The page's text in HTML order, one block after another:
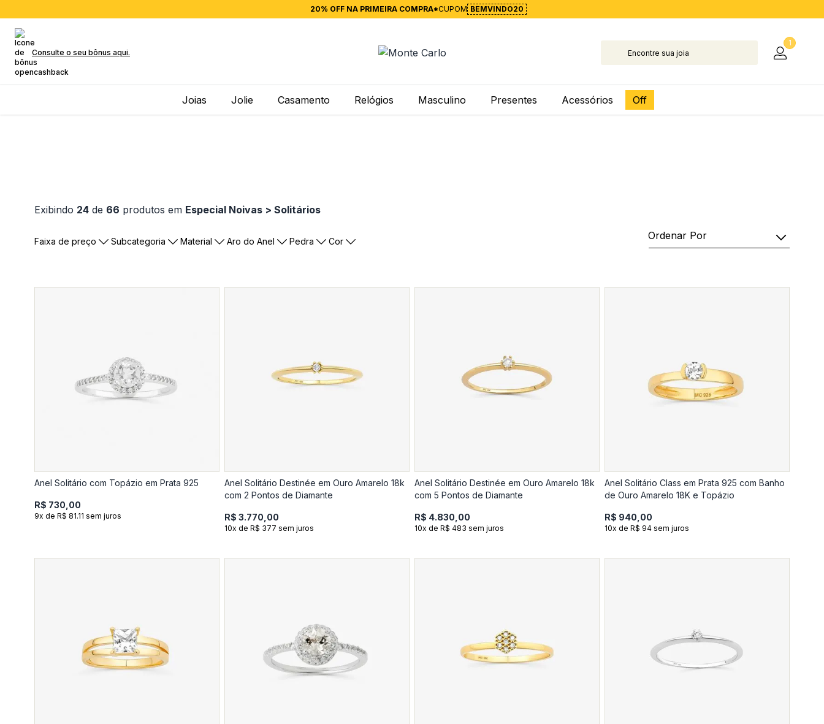
20% OFF NA PRIMEIRA COMPRA*CUPOM BEMVINDO20
Consulte o seu bônus aqui.
1
Joias Jolie Casamento Relógios Masculino Presentes Acessórios Off
Exibindo 24 de 66 produtos em Especial Noivas > Solitários
Faixa de preço Subcategoria Material Aro do Anel Pedra Cor Ordenar Por
Anel Solitário com Topázio em Prata 925
R$ 730,00
9x de R$ 81.11 sem juros
Anel Solitário Destinée em Ouro Amarelo 18k
com 2 Pontos de Diamante
R$ 3.770,00
10x de R$ 377 sem juros
Anel Solitário Destinée em Ouro Amarelo 18k
com 5 Pontos de Diamante
R$ 4.830,00
10x de R$ 483 sem juros
Anel Solitário Class em Prata 925 com Banho
de Ouro Amarelo 18K e Topázio
R$ 940,00
10x de R$ 94 sem juros